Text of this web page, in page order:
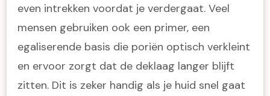
even intrekken voordat je verdergaat. Veel
mensen gebruiken ook een primer, een
egaliserende basis die poriën optisch verkleint
en ervoor zorgt dat de deklaag langer blijft
zitten. Dit is zeker handig als je huid snel gaat